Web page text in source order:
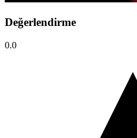
Değerlendirme
0.0